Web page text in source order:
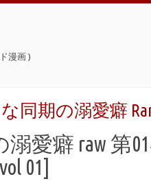
漫画 )
同期の溺愛癖
愛癖 raw 第01
01]